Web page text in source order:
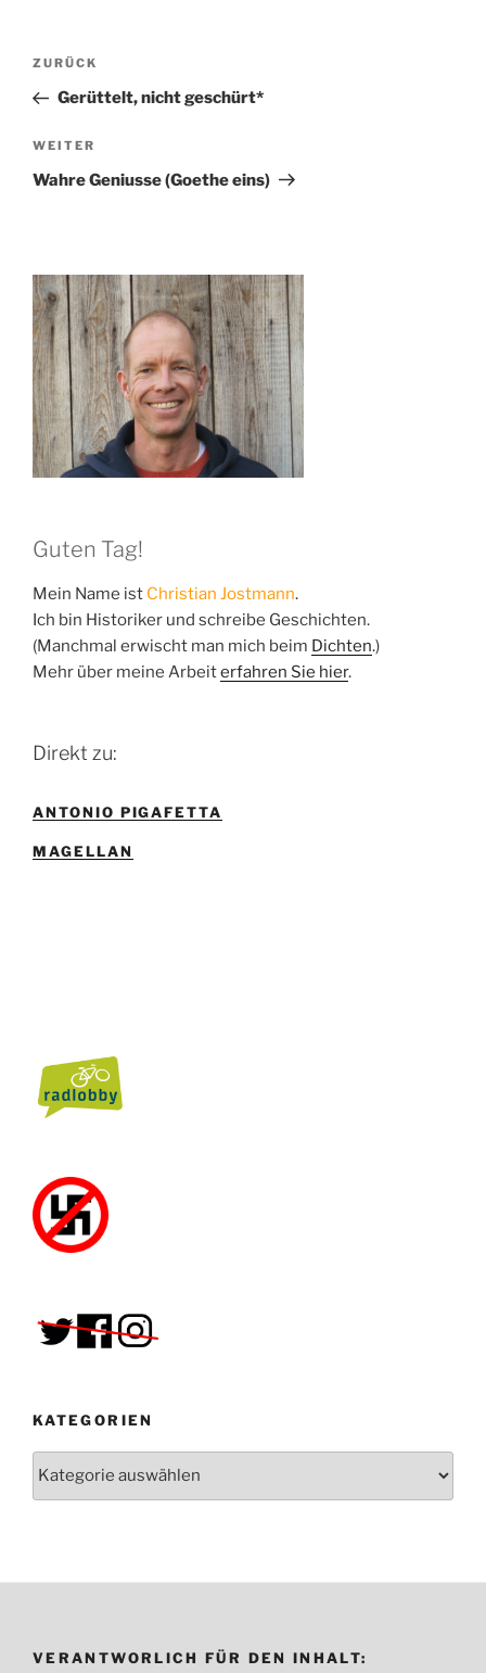
Beitragsnavigation
Vorheriger
Beitrag
ZURÜCK
Gerüttelt, nicht geschürt*
Nächster
Beitrag
WEITER
Wahre Geniusse (Goethe eins)
Guten Tag!
Mein Name ist Christian Jostmann.
Ich bin Historiker und schreibe Geschichten.
(Manchmal erwischt man mich beim Dichten.)
Mehr über meine Arbeiterfahren Sie hier.
Direkt zu:
ANTONIO PIGAFETTA
MAGELLAN
KATEGORIEN
Kategorien
VERANTWORLICH FÜR DEN INHALT: